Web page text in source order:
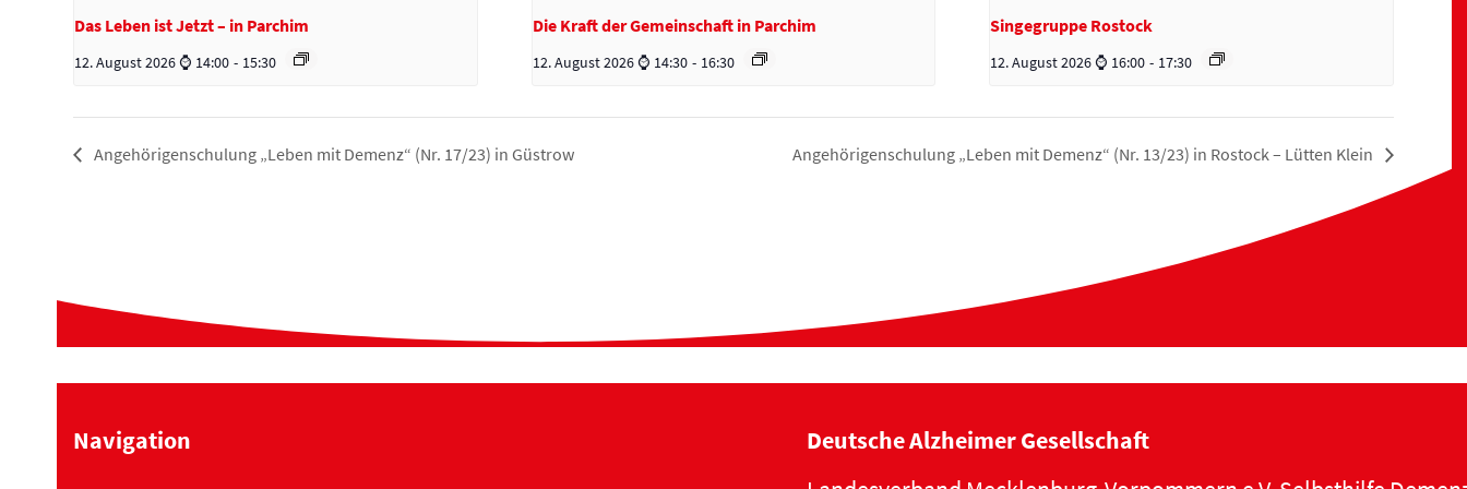
Das Leben ist Jetzt – in Parchim
12. August 2026 ⌚ 14:00 - 15:30
Die Kraft der Gemeinschaft in Parchim
12. August 2026 ⌚ 14:30 - 16:30
Singegruppe Rostock
12. August 2026 ⌚ 16:00 - 17:30
Angehörigenschulung „Leben mit Demenz“ (Nr. 17/23) in Güstrow Angehörigenschulung „Leben mit Demenz“ (Nr. 13/23) in Rostock – Lütten Klein
Navigation
Deutsche Alzheimer Gesellschaft